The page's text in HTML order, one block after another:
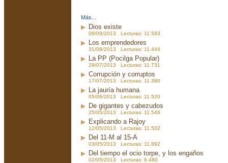
Más...
Dios existe
08/09/2013 Lecturas: 11.583
Los emprendedores
31/08/2013 Lecturas: 11.444
La PP (Pocilga Popular)
29/07/2013 Lecturas: 11.731
Corrupción y corruptos
17/07/2013 Lecturas: 11.380
La jauría humana
05/06/2013 Lecturas: 11.520
De gigantes y cabezudos
25/05/2013 Lecturas: 11.546
Explicando a Rajoy
12/05/2013 Lecturas: 11.502
Del 11-M al 15-A
03/05/2013 Lecturas: 11.892
Del tiempo el ocio torpe, y los engaños
02/05/2013 Lecturas: 6.480